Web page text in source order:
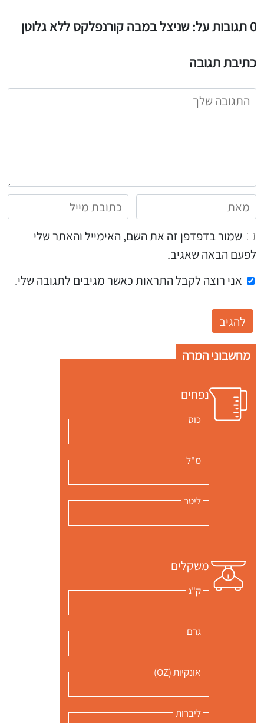
0 תגובות על: שניצל במבה קורנפלקס ללא גלוטן
כתיבת תגובה
שמור בדפדפן זה את השם, האימייל והאתר שלי
לפעם הבאה שאגיב.
אני רוצה לקבל התראות כאשר מגיבים לתגובה שלי.
מחשבוני המרה
נפחים
כוס
מ"ל
ליטר
משקלים
ק"ג
גרם
אונקיות (OZ)
ליברות